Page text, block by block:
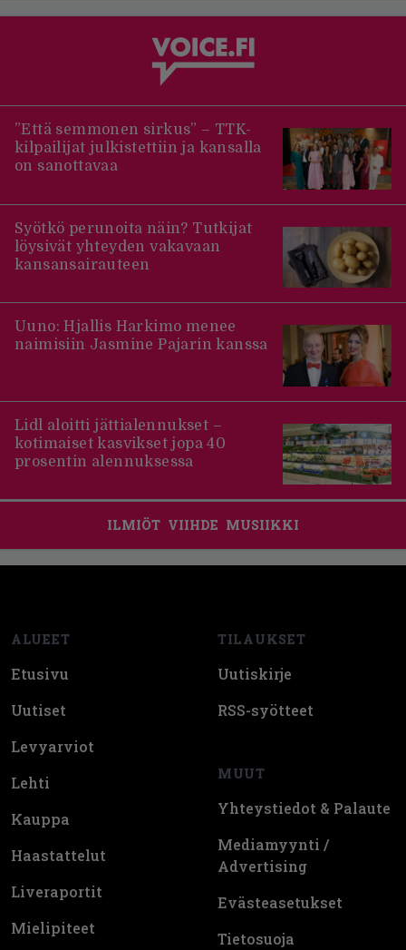
”Että semmonen sirkus” – TTK-
kilpailijat julkistettiin ja kansalla
on sanottavaa
Syötkö perunoita näin? Tutkijat
löysivät yhteyden vakavaan
kansansairauteen
Uuno: Hjallis Harkimo menee
naimisiin Jasmine Pajarin kanssa
Lidl aloitti jättialennukset –
kotimaiset kasvikset jopa 40
prosentin alennuksessa
ILMIÖT VIIHDE MUSIIKKI
ALUEET
Etusivu
Uutiset
Levyarviot
Lehti
Kauppa
Haastattelut
Liveraportit
Mielipiteet
TILAUKSET
Uutiskirje
RSS-syötteet
MUUT
Yhteystiedot & Palaute
Mediamyynti /
Advertising
Evästeasetukset
Tietosuoja